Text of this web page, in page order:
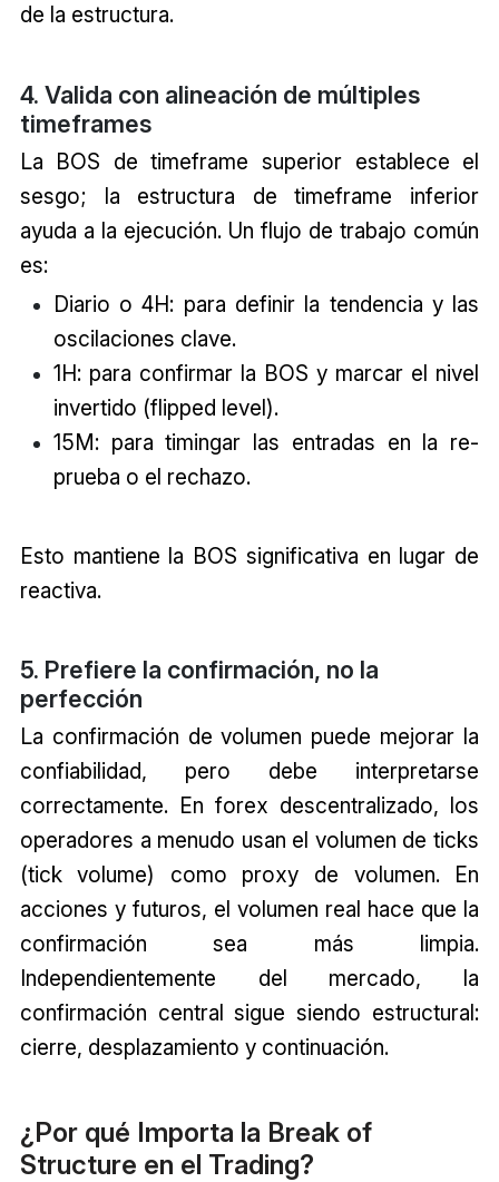
de la estructura.
4. Valida con alineación de múltiples
timeframes
La BOS de timeframe superior establece el
sesgo; la estructura de timeframe inferior
ayuda a la ejecución. Un flujo de trabajo común
es:
Diario o 4H: para definir la tendencia y las
oscilaciones clave.
1H: para confirmar la BOS y marcar el nivel
invertido (flipped level).
15M: para timingar las entradas en la re-
prueba o el rechazo.
Esto mantiene la BOS significativa en lugar de
reactiva.
5. Prefiere la confirmación, no la
perfección
La confirmación de volumen puede mejorar la
confiabilidad, pero debe interpretarse
correctamente. En forex descentralizado, los
operadores a menudo usan el volumen de ticks
(tick volume) como proxy de volumen. En
acciones y futuros, el volumen real hace que la
confirmación sea más limpia.
Independientemente del mercado, la
confirmación central sigue siendo estructural:
cierre, desplazamiento y continuación.
¿Por qué Importa la Break of
Structure en el Trading?